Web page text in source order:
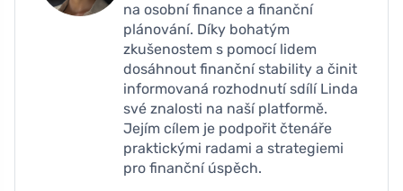
na osobní finance a finanční
plánování. Díky bohatým
zkušenostem s pomocí lidem
dosáhnout finanční stability a činit
informovaná rozhodnutí sdílí Linda
své znalosti na naší platformě.
Jejím cílem je podpořit čtenáře
praktickými radami a strategiemi
pro finanční úspěch.